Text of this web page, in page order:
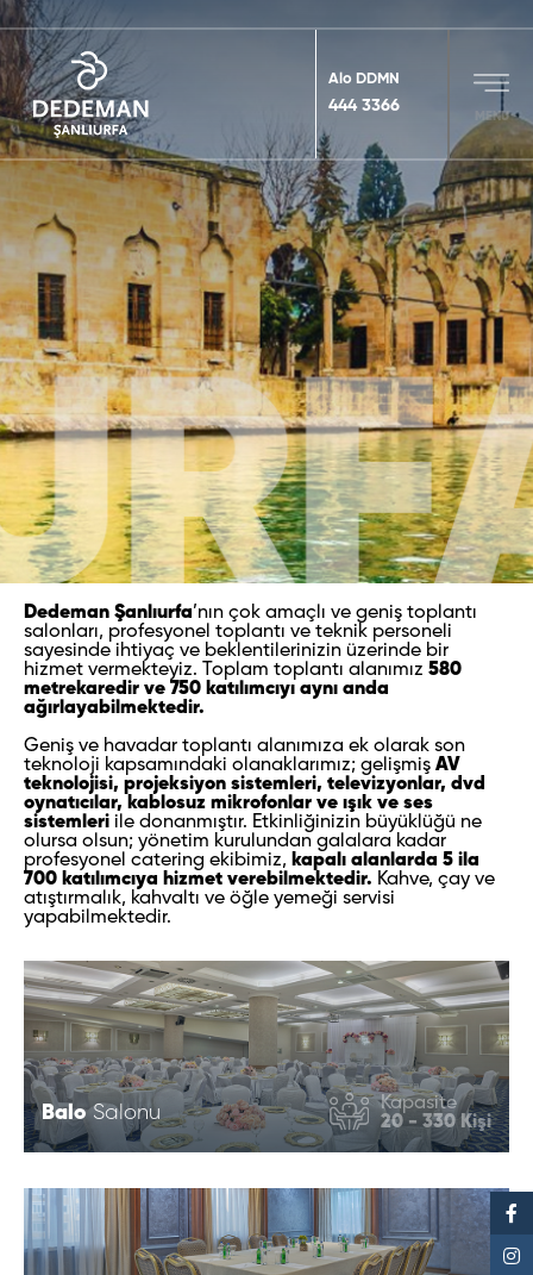
Alo DDMN
444 3366
MENU
Dedeman Şanlıurfa’nın çok amaçlı ve geniş toplantı
salonları, profesyonel toplantı ve teknik personeli
sayesinde ihtiyaç ve beklentilerinizin üzerinde bir
hizmet vermekteyiz. Toplam toplantı alanımız 580
metrekaredir ve 750 katılımcıyı aynı anda
ağırlayabilmektedir.
Geniş ve havadar toplantı alanımıza ek olarak son
teknoloji kapsamındaki olanaklarımız; gelişmiş AV
teknolojisi, projeksiyon sistemleri, televizyonlar, dvd
oynatıcılar, kablosuz mikrofonlar ve ışık ve ses
sistemleri ile donanmıştır. Etkinliğinizin büyüklüğü ne
olursa olsun; yönetim kurulundan galalara kadar
profesyonel catering ekibimiz, kapalı alanlarda 5 ila
700 katılımcıya hizmet verebilmektedir. Kahve, çay ve
atıştırmalık, kahvaltı ve öğle yemeği servisi
yapabilmektedir.
BaloSalonu
Kapasite
20 - 330 Kişi